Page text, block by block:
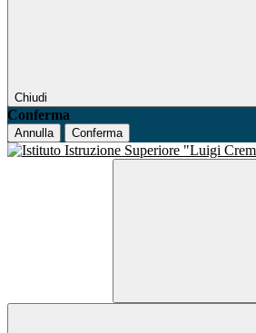
Chiudi
Conferma
Annulla Conferma